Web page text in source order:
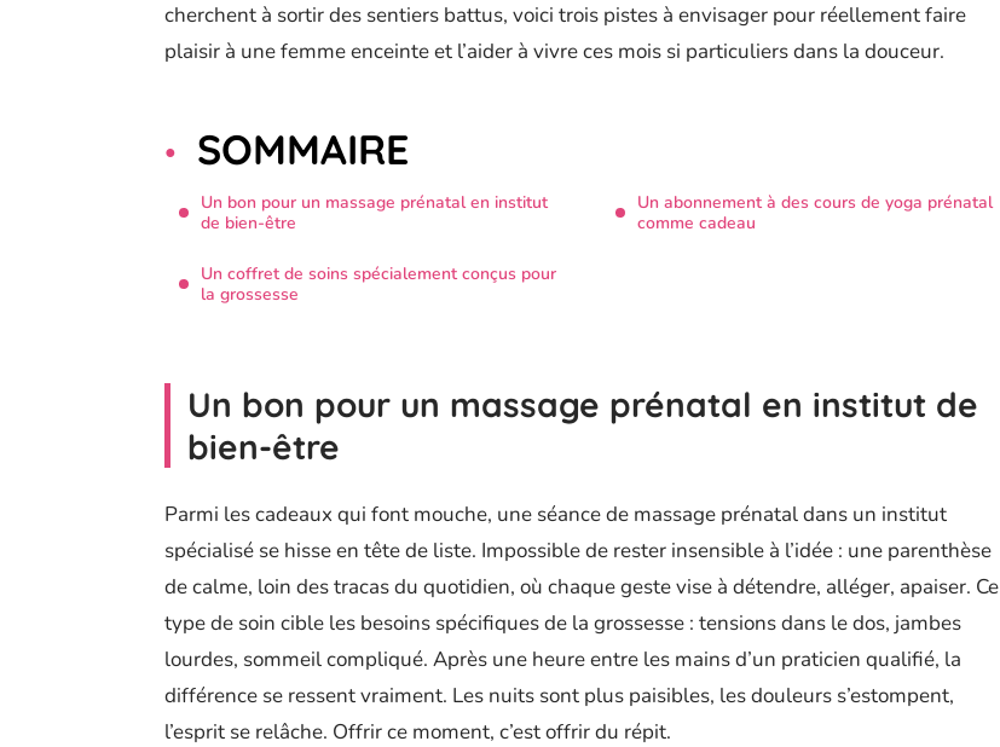
cherchent à sortir des sentiers battus, voici trois pistes à envisager pour réellement faire
plaisir à une femme enceinte et l’aider à vivre ces mois si particuliers dans la douceur.
SOMMAIRE
Un bon pour un massage prénatal en institut
de bien-être
Un coffret de soins spécialement conçus pour
la grossesse
Un abonnement à des cours de yoga prénatal
comme cadeau
Un bon pour un massage prénatal en institut de
bien-être
Parmi les cadeaux qui font mouche, une séance de massage prénatal dans un institut
spécialisé se hisse en tête de liste. Impossible de rester insensible à l’idée : une parenthèse
de calme, loin des tracas du quotidien, où chaque geste vise à détendre, alléger, apaiser. Ce
type de soin cible les besoins spécifiques de la grossesse : tensions dans le dos, jambes
lourdes, sommeil compliqué. Après une heure entre les mains d’un praticien qualifié, la
différence se ressent vraiment. Les nuits sont plus paisibles, les douleurs s’estompent,
l’esprit se relâche. Offrir ce moment, c’est offrir du répit.